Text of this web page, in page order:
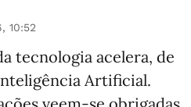
10:52
tecnologia acelera, de
Artificial.